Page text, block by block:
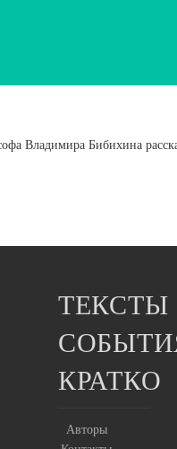
Владимира Бибихина
ТЕКСТЫ
КРАТКО
Авторы